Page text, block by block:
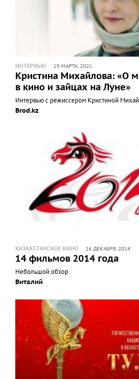
ИНТЕРВЬЮ 19 МАРТА, 2021
Кристина Михайлова: «О
в кино и зайцах на Луне»
Интервью с режиссером Кристиной
Brod.kz
КАЗАХСТАНСКОЕ КИНО 16 ДЕКАБРЯ, 2014
14 фильмов 2014 года
Небольшой обзор
Виталий